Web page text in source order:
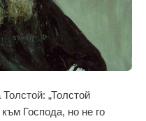
„Толстой
Господа, но не го